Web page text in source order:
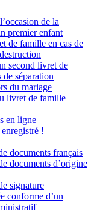
de la
premier enfant
de famille en cas de
second livret de
de séparation
du mariage
livret de famille
en ligne
!
documents français
documents d’origine
signature
conforme d’un